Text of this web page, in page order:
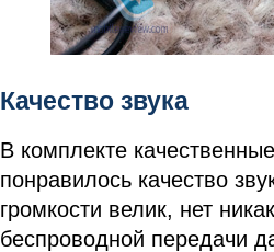
Качество звука
В комплекте
понравилось качество
громкости велик, нет
беспроводной передачи